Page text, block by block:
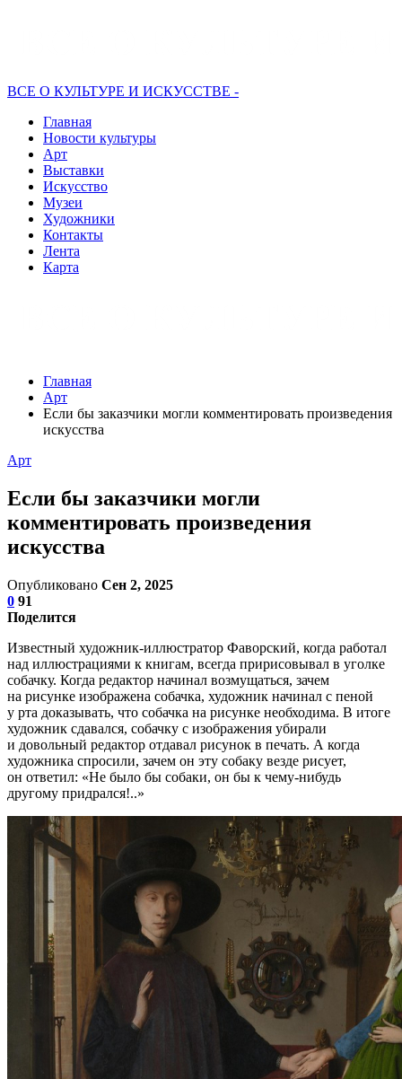
ВСЕ О КУЛЬТУРЕ И ИСКУССТВЕ -
Главная
Новости культуры
Арт
Выставки
Искусство
Музеи
Художники
Контакты
Лента
Карта
Главная
Арт
Если бы заказчики могли комментировать произведения
искусства
Арт
Если бы заказчики могли
комментировать произведения
искусства
Опубликовано Сен 2, 2025
0 91
Поделится
Известный художник-иллюстратор Фаворский, когда работал
над иллюстрациями к книгам, всегда пририсовывал в уголке
собачку. Когда редактор начинал возмущаться, зачем
на рисунке изображена собачка, художник начинал с пеной
у рта доказывать, что собачка на рисунке необходима. В итоге
художник сдавался, собачку с изображения убирали
и довольный редактор отдавал рисунок в печать. А когда
художника спросили, зачем он эту собаку везде рисует,
он ответил: «Не было бы собаки, он бы к чему-нибудь
другому придрался!..»